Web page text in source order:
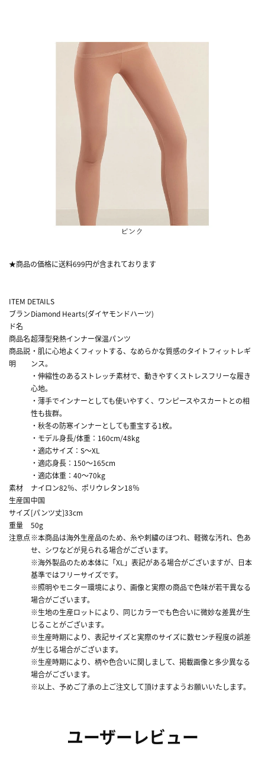
★商品の価格に送料699円が含まれております
ITEM DETAILS
ブラン
ド名
Diamond Hearts(ダイヤモンドハーツ)
商品名超薄型発熱インナー保温パンツ
商品説
明
・肌に心地よくフィットする、なめらかな質感のタイトフィットレギ
ンス。
・伸縮性のあるストレッチ素材で、動きやすくストレスフリーな履き
心地。
・薄手でインナーとしても使いやすく、ワンピースやスカートとの相
性も抜群。
・秋冬の防寒インナーとしても重宝する1枚。
・モデル身長/体重：160cm/48kg
・適応サイズ：S～XL
・適応身長：150～165cm
・適応体重：40～70kg
素材
ナイロン82％、ポリウレタン18％
生産国中国
サイズ[パンツ丈]33cm
重量
50g
注意点※本商品は海外生産品のため、糸や刺繍のほつれ、軽微な汚れ、色あ
せ、シワなどが見られる場合がございます。
※海外製品のため本体に「XL」表記がある場合がございますが、日本
基準ではフリーサイズです。
※照明やモニター環境により、画像と実際の商品で色味が若干異なる
場合がございます。
※生地の生産ロットにより、同じカラーでも色合いに微妙な差異が生
じることがございます。
※生産時期により、表記サイズと実際のサイズに数センチ程度の誤差
が生じる場合がございます。
※生産時期により、柄や色合いに関しまして、掲載画像と多少異なる
場合がございます。
※以上、予めご了承の上ご注文して頂けますようお願いいたします。
ユーザーレビュー